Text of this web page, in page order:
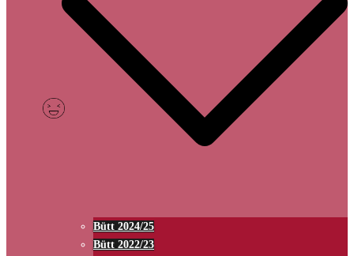
Bütt 2024/25
Bütt 2022/23